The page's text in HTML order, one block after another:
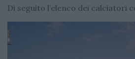
Di seguito l’elenco dei calciatori